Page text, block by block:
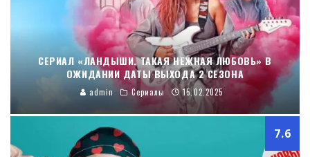
СЕРИАЛ «ЛАНДЫШИ. ТАКАЯ НЕЖНАЯ ЛЮБОВЬ» В
ОЖИДАНИИ ДАТЫ ВЫХОДА 2 СЕЗОНА
admin Сериалы 15.02.2025
7.6